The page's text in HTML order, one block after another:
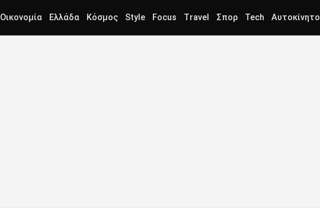
Οικονομία Ελλάδα Κόσμος Style Focus Travel Σπορ Tech Αυτοκίνητο